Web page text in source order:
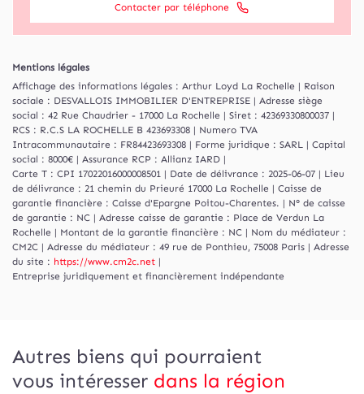
Contacter par téléphone
Mentions légales
Affichage des informations légales : Arthur Loyd La Rochelle | Raison
sociale : DESVALLOIS IMMOBILIER D'ENTREPRISE | Adresse siège
social : 42 Rue Chaudrier - 17000 La Rochelle | Siret : 42369330800037 |
RCS : R.C.S LA ROCHELLE B 423693308 | Numero TVA
Intracommunautaire : FR84423693308 | Forme juridique : SARL | Capital
social : 8000€ | Assurance RCP : Allianz IARD |
Carte T : CPI 17022016000008501 | Date de délivrance : 2025-06-07 | Lieu
de délivrance : 21 chemin du Prieuré 17000 La Rochelle | Caisse de
garantie financière : Caisse d'Epargne Poitou-Charentes. | N° de caisse
de garantie : NC | Adresse caisse de garantie : Place de Verdun La
Rochelle | Montant de la garantie financière : NC | Nom du médiateur :
CM2C | Adresse du médiateur : 49 rue de Ponthieu, 75008 Paris | Adresse
du site : https://www.cm2c.net |
Entreprise juridiquement et financièrement indépendante
Autres biens qui pourraient
vous intéresser dans la région